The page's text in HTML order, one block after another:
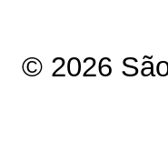
© 2026